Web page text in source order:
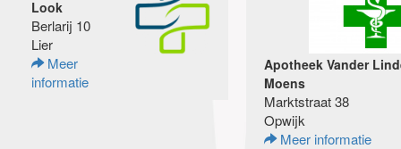
Look
Berlarij 10
Lier
Meer
informatie
Apotheek Vander
Moens
Marktstraat 38
Opwijk
Meer informatie